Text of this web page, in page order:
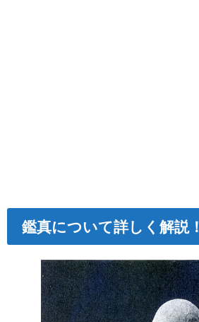
鑑真について詳しく解説！